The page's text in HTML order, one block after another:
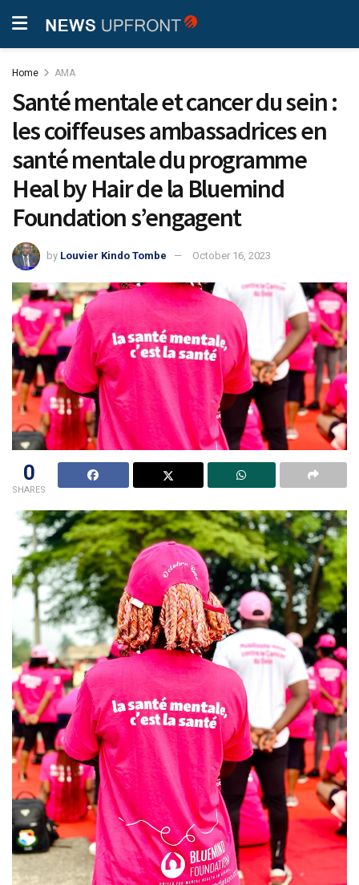
Home AMA
Santé mentale et cancer du sein :
les coiffeuses ambassadrices en
santé mentale du programme
Heal by Hair de la Bluemind
Foundation s’engagent
by Louvier Kindo Tombe October 16, 2023
0
SHARES